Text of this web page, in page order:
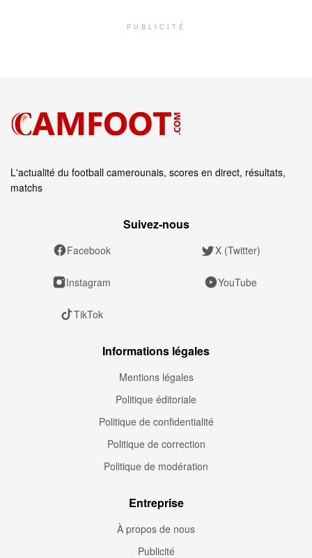
PUBLICITÉ
L'actualité du football camerounais, scores en direct, résultats,
matchs
Suivez‑nous
Facebook X (Twitter)
Instagram YouTube
TikTok
Informations légales
Mentions légales
Politique éditoriale
Politique de confidentialité
Politique de correction
Politique de modération
Entreprise
À propos de nous
Publicité